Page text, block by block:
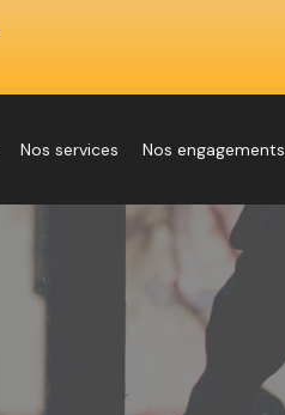
Nos services Nos engagements